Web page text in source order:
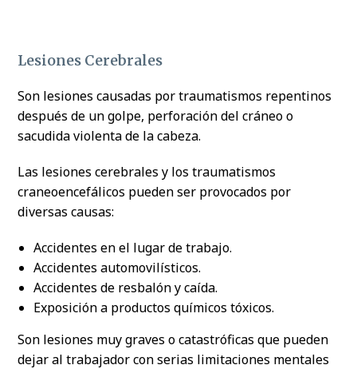
Lesiones Cerebrales
Son lesiones causadas por traumatismos repentinos
después de un golpe, perforación del cráneo o
sacudida violenta de la cabeza.
Las lesiones cerebrales y los traumatismos
craneoencefálicos pueden ser provocados por
diversas causas:
Accidentes en el lugar de trabajo.
Accidentes automovilísticos.
Accidentes de resbalón y caída.
Exposición a productos químicos tóxicos.
Son lesiones muy graves o catastróficas que pueden
dejar al trabajador con serias limitaciones mentales